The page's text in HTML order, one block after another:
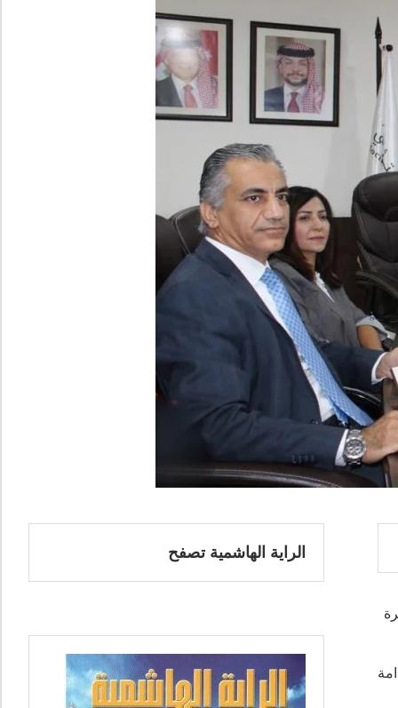
الراية الهاشمية تصفح